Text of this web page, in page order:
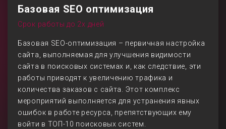
Базовая SEO оптимизация
Срок работы до 2х дней
Базовая SEO-оптимизация – первичная настройка
сайта, выполняемая для улучшения видимости
сайта в поисковых системах и, как следствие, эти
работы приводят к увеличению трафика и
количества заказов с сайта. Этот комплекс
мероприятий выполняется для устранения явных
ошибок в работе ресурса, препятствующих ему
войти в ТОП-10 поисковых систем.